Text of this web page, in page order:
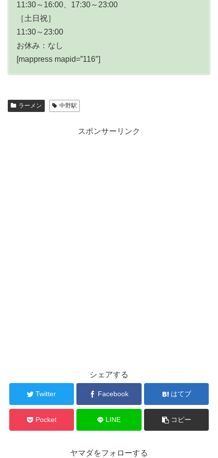
11:30～16:00、17:30～23:00
［土日祝］
11:30～23:00
お休み：なし
[mappress mapid=”116″]
ラーメン 中野駅
スポンサーリンク
シェアする
Twitter Facebook はてブ
Pocket LINE コピー
ヤマダをフォローする